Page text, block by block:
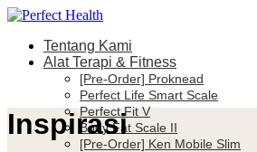
Tentang Kami
Alat Terapi & Fitness
[Pre-Order] Proknead
Perfect Life Smart Scale
Perfect Fit V
Body Fat Scale II
[Pre-Order] Ken Mobile Slim
Inspirasi